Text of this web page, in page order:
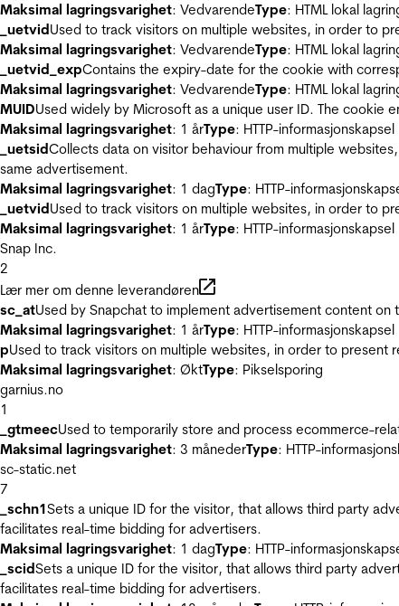
Maksimal lagringsvarighet: VedvarendeType: HTML lokal
_uetvidUsed to track visitors on multiple websites, in order to
Maksimal lagringsvarighet: VedvarendeType: HTML lokal
_uetvid_expContains the expiry-date for the cookie with
Maksimal lagringsvarighet: VedvarendeType: HTML lokal
MUIDUsed widely by Microsoft as a unique user ID. The cookie
Maksimal lagringsvarighet: 1 årType: HTTP-informasjonskapsel
_uetsidCollects data on visitor behaviour from multiple
same advertisement.
Maksimal lagringsvarighet: 1 dagType: HTTP-
_uetvidUsed to track visitors on multiple websites, in order to
Maksimal lagringsvarighet: 1 årType: HTTP-informasjonskapsel
Snap Inc.
2
Lær mer om denne leverandøren
sc_atUsed by Snapchat to implement advertisement content
Maksimal lagringsvarighet: 1 årType: HTTP-informasjonskapsel
pUsed to track visitors on multiple websites, in order to
Maksimal lagringsvarighet: ØktType: Pikselsporing
garnius.no
1
_gtmeecUsed to temporarily store and process ecommerce-
Maksimal lagringsvarighet: 3 månederType: HTTP-
sc-static.net
7
_schn1Sets a unique ID for the visitor, that allows third party
facilitates real-time bidding for advertisers.
Maksimal lagringsvarighet: 1 dagType: HTTP-
_scidSets a unique ID for the visitor, that allows third party
facilitates real-time bidding for advertisers.